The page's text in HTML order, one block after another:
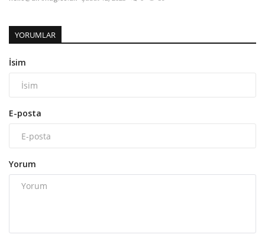
YORUMLAR
İsim
E-posta
Yorum